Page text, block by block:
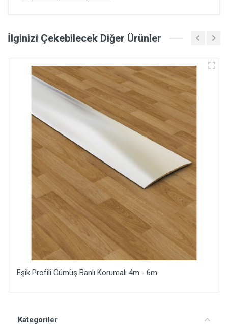
Kategoriler
İlginizi Çekebilecek Diğer Ürünler
Eşik Profili Gümüş Banlı Korumalı 4m - 6m